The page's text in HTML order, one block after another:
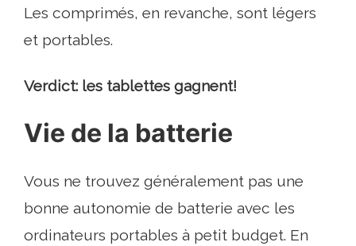
Les comprimés, en revanche, sont légers
et portables.
Verdict: les tablettes gagnent!
Vie de la batterie
Vous ne trouvez généralement pas une
bonne autonomie de batterie avec les
ordinateurs portables à petit budget. En